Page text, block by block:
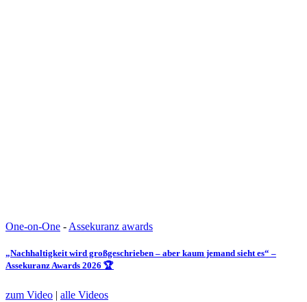
One-on-One - Assekuranz awards
„Nachhaltigkeit wird großgeschrieben – aber kaum jemand sieht es“ –
Assekuranz Awards 2026 🏆
zum Video | alle Videos